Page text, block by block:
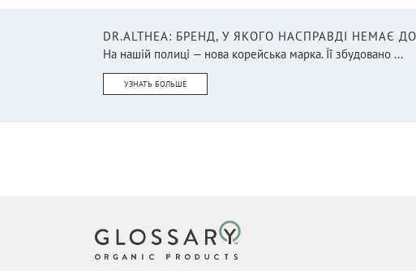
DR.ALTHEA: БРЕНД, У ЯКОГО НАСПРАВДІ НЕМАЄ
На нашій полиці — нова корейська марка. Її збудовано ...
УЗНАТЬ БОЛЬШЕ